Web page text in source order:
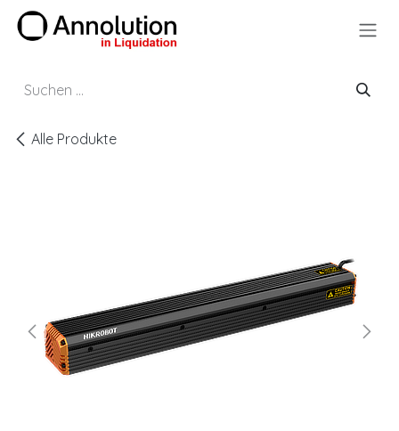
Zum Inhalt springen
Alle Produkte